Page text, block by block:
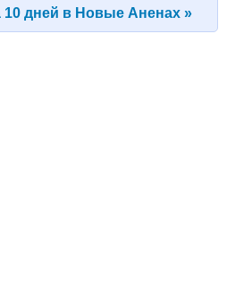
10 дней в Новые Аненах »